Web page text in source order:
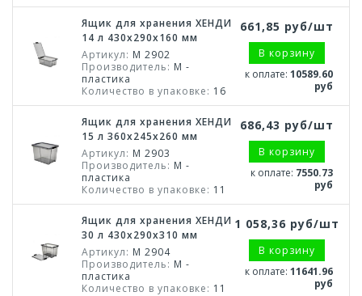
Ящик для хранения ХЕНДИ
14 л 430x290x160 мм
Артикул: М 2902
Производитель: М -
пластика
Количество в упаковке: 16
661,85 руб/шт
В корзину
к оплате: 10589.60
руб
Ящик для хранения ХЕНДИ
15 л 360x245x260 мм
Артикул: М 2903
Производитель: М -
пластика
Количество в упаковке: 11
686,43 руб/шт
В корзину
к оплате: 7550.73
руб
Ящик для хранения ХЕНДИ
30 л 430x290x310 мм
Артикул: М 2904
Производитель: М -
пластика
Количество в упаковке: 11
1 058,36 руб/шт
В корзину
к оплате: 11641.96
руб